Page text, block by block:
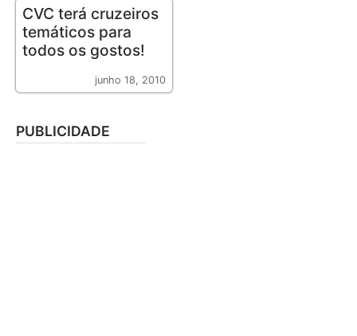
CVC terá cruzeiros
temáticos para
todos os gostos!
junho 18, 2010
PUBLICIDADE